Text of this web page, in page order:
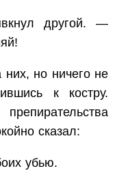
другой. —
но ничего не
к костру.
сказал:
убью.